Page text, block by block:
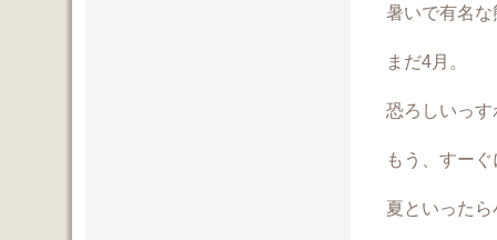
暑いで有名
まだ4月。
恐ろしいっす
もう、すー
夏といった